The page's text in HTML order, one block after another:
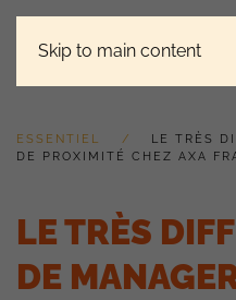
Skip to main content
ESSENTIEL
LE TRÈS
DE PROXIMITÉ CHEZ AXA
LE TRÈS
DE